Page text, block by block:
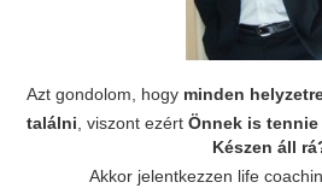
Azt gondolom, hogy minden
találni, viszont ezértÖnnek is
Készen áll
Akkor jelentkezzen life